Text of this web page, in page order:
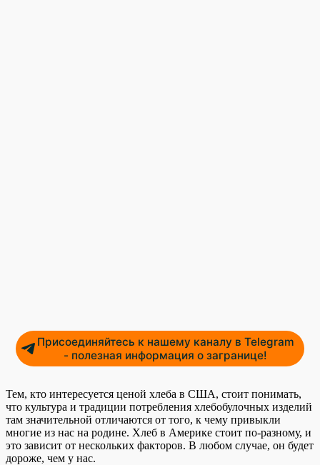
Присоединяйтесь к нашему каналу в Telegram
- полезная информация о загранице!
Тем, кто интересуется ценой хлеба в США, стоит понимать,
что культура и традиции потребления хлебобулочных изделий
там значительной отличаются от того, к чему привыкли
многие из нас на родине. Хлеб в Америке стоит по-разному, и
это зависит от нескольких факторов. В любом случае, он будет
дороже, чем у нас.